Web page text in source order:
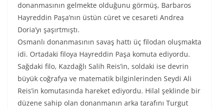
donanmasının gelmekte olduğunu görmüş, Barbaros
Hayreddin Paşa’nın üstün cüret ve cesareti Andrea
Doria’yı şaşırtmıştı.
Osmanlı donanmasının savaş hattı üç filodan oluşmakta
idi. Ortadaki filoya Hayreddin Paşa komuta ediyordu.
Sağdaki filo, Kazdağlı Salih Reis’in, soldaki ise devrin
büyük coğrafya ve matematik bilginlerinden Seydi Ali
Reis’in komutasında hareket ediyordu. Hilal şeklinde bir
düzene sahip olan donanmanın arka tarafını Turgut